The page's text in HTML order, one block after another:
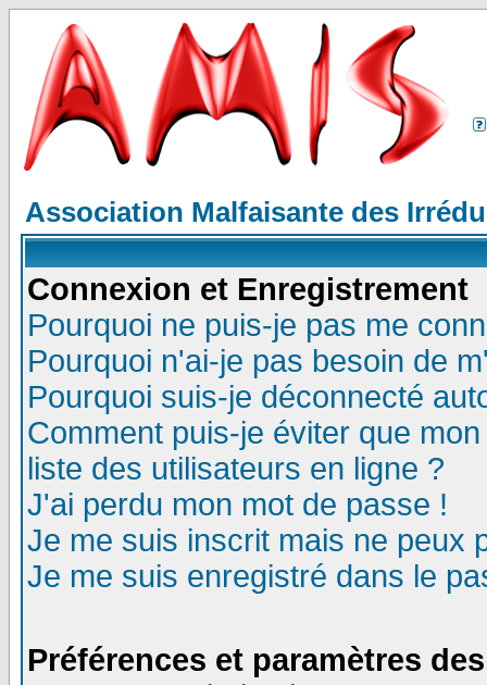
Association Malfaisante des
Connexion et Enregistrement
Pourquoi ne puis-je pas me
Pourquoi n'ai-je pas besoin de
Pourquoi suis-je déconnecté
Comment puis-je éviter que
liste des utilisateurs en ligne ?
J'ai perdu mon mot de passe !
Je me suis inscrit mais ne peux
Je me suis enregistré dans le
Préférences et paramètres